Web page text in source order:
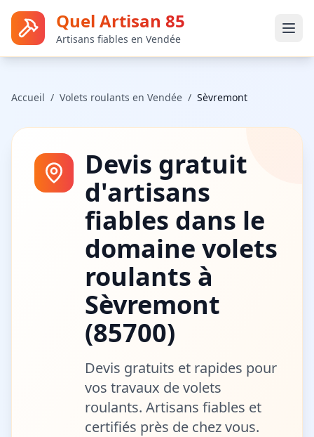
Quel Artisan 85
Artisans fiables en Vendée
Accueil / Volets roulants en Vendée / Sèvremont
Devis gratuit
d'artisans
fiables dans le
domaine volets
roulants à
Sèvremont
(85700)
Devis gratuits et rapides pour
vos travaux devolets
roulants. Artisans fiables et
certifiés près de chez vous.